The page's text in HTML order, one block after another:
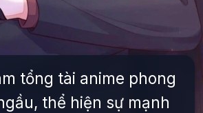
tổng tài anime phong
thể hiện sự mạnh